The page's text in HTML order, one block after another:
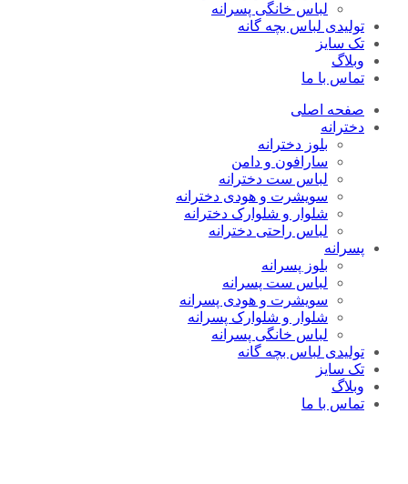
لباس خانگی پسرانه
تولیدی لباس بچه گانه
تک سایز
وبلاگ
تماس با ما
صفحه اصلی
دخترانه
بلوز دخترانه
سارافون و دامن
لباس ست دخترانه
سویشرت و هودی دخترانه
شلوار و شلوارک دخترانه
لباس راحتی دخترانه
پسرانه
بلوز پسرانه
لباس ست پسرانه
سویشرت و هودی پسرانه
شلوار و شلوارک پسرانه
لباس خانگی پسرانه
تولیدی لباس بچه گانه
تک سایز
وبلاگ
تماس با ما